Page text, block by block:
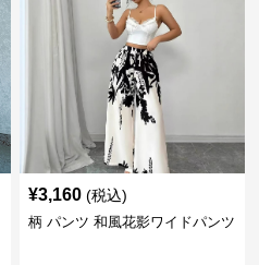
¥3,160 (税込)
柄 パンツ 和風花影ワイドパンツ